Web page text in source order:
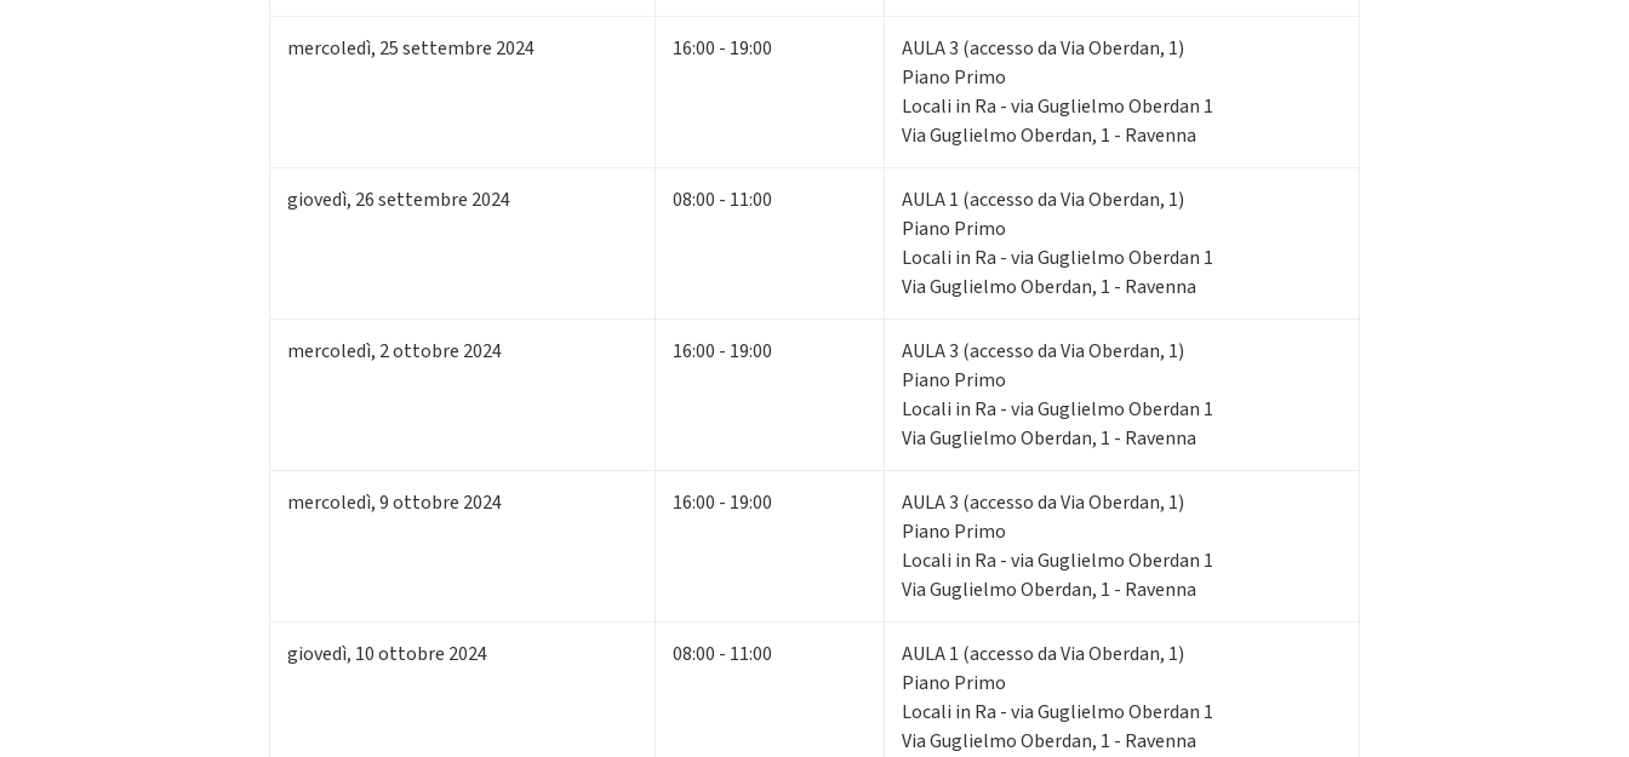
mercoledì, 25settembre 2024 16:00 - 19:00
AULA 3 (accesso da Via Oberdan, 1)
Piano Primo
Locali in Ra - via Guglielmo Oberdan 1
Via Guglielmo Oberdan, 1 - Ravenna
giovedì, 26settembre 2024 08:00 - 11:00
AULA 1 (accesso da Via Oberdan, 1)
Piano Primo
Locali in Ra - via Guglielmo Oberdan 1
Via Guglielmo Oberdan, 1 - Ravenna
mercoledì, 2ottobre 2024 16:00 - 19:00
AULA 3 (accesso da Via Oberdan, 1)
Piano Primo
Locali in Ra - via Guglielmo Oberdan 1
Via Guglielmo Oberdan, 1 - Ravenna
mercoledì,9ottobre 2024 16:00 - 19:00
AULA 3 (accesso da Via Oberdan, 1)
Piano Primo
Locali in Ra - via Guglielmo Oberdan 1
Via Guglielmo Oberdan, 1 - Ravenna
giovedì, 10ottobre 2024 08:00 - 11:00
AULA 1 (accesso da Via Oberdan, 1)
Piano Primo
Locali in Ra - via Guglielmo Oberdan 1
Via Guglielmo Oberdan, 1 - Ravenna